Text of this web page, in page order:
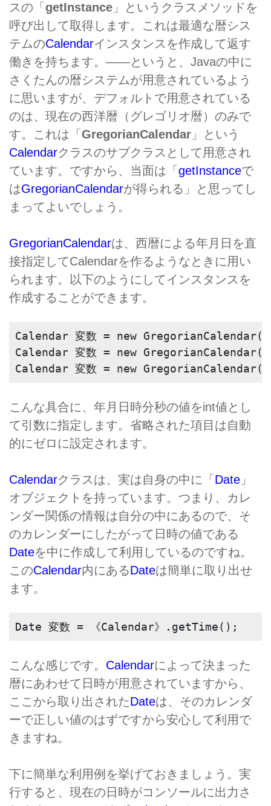
スの「 getInstance 」というクラスメソッドを
呼び出して取得します。これは最適な暦シス
テムのCalendarインスタンスを作成して返す
働きを持ちます。――というと、Javaの中に
さくたんの暦システムが用意されているよう
に思いますが、デフォルトで用意されている
のは、現在の西洋暦（グレゴリオ暦）のみで
す。これは「 GregorianCalendar 」という
Calendarクラスのサブクラスとして用意され
ています。ですから、当面は「 getInstanceで
はGregorianCalendarが得られる」と思ってし
まってよいでしょう。
GregorianCalendarは、西暦による年月日を直
接指定してCalendarを作るようなときに用い
られます。以下のようにしてインスタンスを
作成することができます。
Calendar 変数 = new
Calendar 変数 = new
Calendar 変数 = new
こんな具合に、年月日時分秒の値をint値とし
て引数に指定します。省略された項目は自動
的にゼロに設定されます。
Calendarクラスは、実は自身の中に「 Date 」
オブジェクトを持っています。つまり、カレ
ンダー関係の情報は自分の中にあるので、そ
のカレンダーにしたがって日時の値である
Dateを中に作成して利用しているのですね。
このCalendar内にあるDateは簡単に取り出せ
ます。
Date 変数 = 《Calendar》.getTime();
こんな感じです。 Calendarによって決まった
暦にあわせて日時が用意されていますから、
ここから取り出されたDateは、そのカレンダ
ーで正しい値のはずですから安心して利用で
きますね。
下に簡単な利用例を挙げておきましょう。実
行すると、現在の日時がコンソールに出力さ